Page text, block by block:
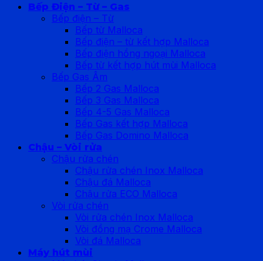
Bếp Điện – Từ – Gas
Bếp điện – Từ
Bếp từ Malloca
Bếp điện – từ kết hợp Malloca
Bếp điện hồng ngoại Malloca
Bếp từ kết hợp hút mùi Malloca
Bếp Gas Âm
Bếp 2 Gas Malloca
Bếp 3 Gas Malloca
Bếp 4-5 Gas Malloca
Bếp Gas kết hợp Malloca
Bếp Gas Domino Malloca
Chậu – Vòi rửa
Chậu rửa chén
Chậu rửa chén Inox Malloca
Chậu đá Malloca
Chậu rửa ECO Malloca
Vòi rửa chén
Vòi rửa chén Inox Malloca
Vòi đồng mạ Crome Malloca
Vòi đá Malloca
Máy hút mùi